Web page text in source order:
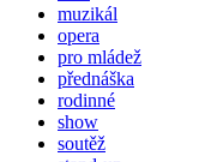
muzikál
opera
pro mládež
přednáška
rodinné
show
soutěž